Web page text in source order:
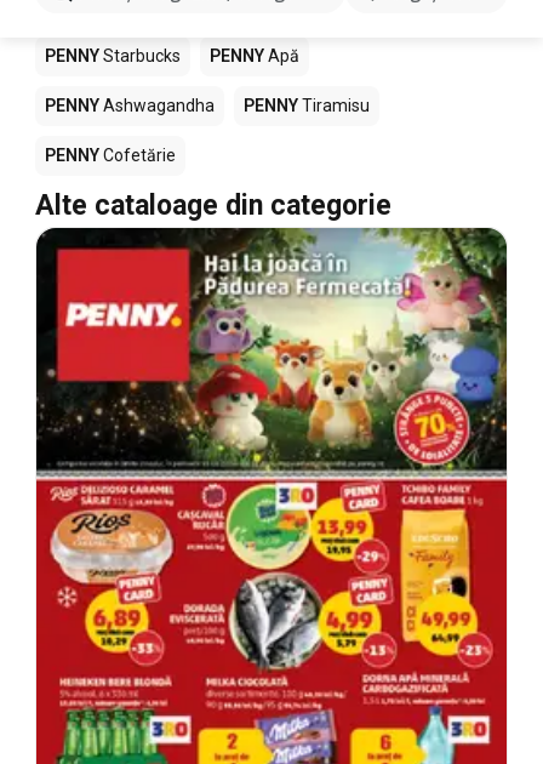
PENNY Pizza PENNY Mango LEGO
PENNYStarbucks PENNYApă
PENNYAshwagandha PENNYTiramisu
PENNYCofetărie
Alte cataloage din categorie